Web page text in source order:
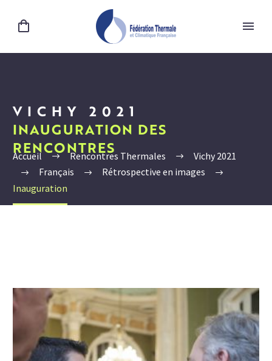
VICHY 2021
INAUGURATION DES
RENCONTRES
Accueil Rencontres Thermales
Vichy 2021
Français
Rétrospective en images
Inauguration